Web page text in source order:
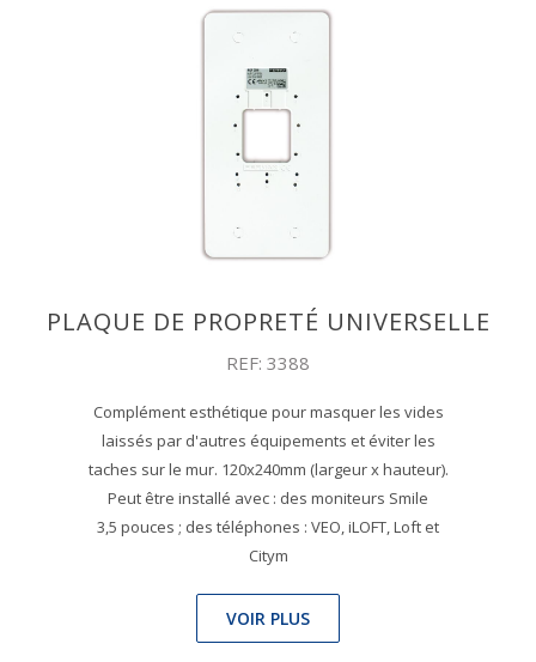
PLAQUE DE PROPRETÉ UNIVERSELLE
REF: 3388
Complément esthétique pour masquer les vides
laissés par d'autres équipements et éviter les
taches sur le mur. 120x240mm (largeur x hauteur).
Peut être installé avec : des moniteurs Smile
3,5 pouces ; des téléphones : VEO, iLOFT, Loft et
Citym
VOIR PLUS